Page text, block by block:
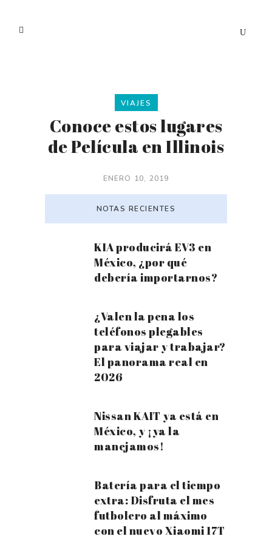
VIAJES
Conoce estos lugares
de Película en Illinois
ENERO 10, 2019
NOTAS RECIENTES
KIA producirá EV3 en
México, ¿por qué
debería importarnos?
¿Valen la pena los
teléfonos plegables
para viajar y trabajar?
El panorama real en
2026
Nissan KAIT ya está en
México, y ¡ya la
manejamos!
Batería para el tiempo
extra: Disfruta el mes
futbolero al máximo
con el nuevo Xiaomi 17T